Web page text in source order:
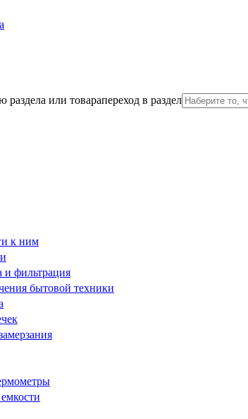
или товарапереход в раздел
к ним
и фильтрация
бытовой техники